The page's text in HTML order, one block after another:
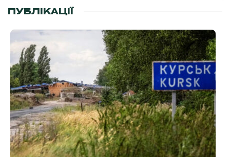
ПУБЛІКАЦІЇ